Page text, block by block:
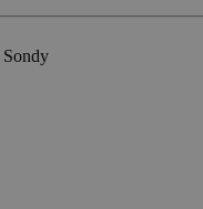
Sondy